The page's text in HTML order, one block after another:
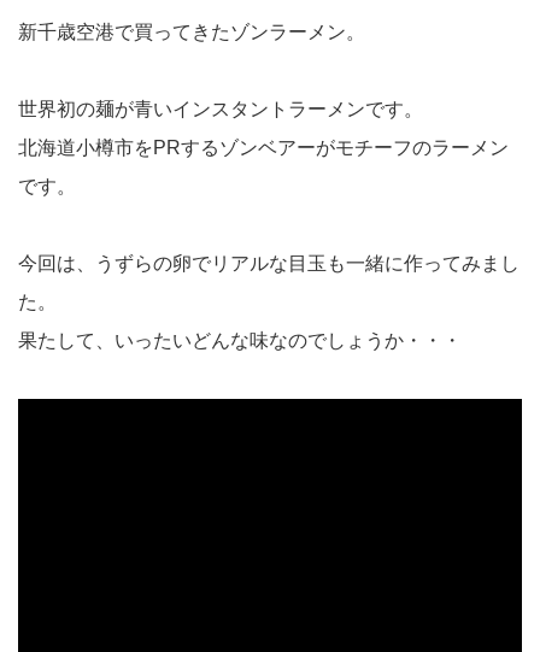
新千歳空港で買ってきたゾンラーメン。
世界初の麺が青いインスタントラーメンです。
北海道小樽市をPRするゾンベアーがモチーフのラーメン
です。
今回は、うずらの卵でリアルな目玉も一緒に作ってみまし
た。
果たして、いったいどんな味なのでしょうか・・・